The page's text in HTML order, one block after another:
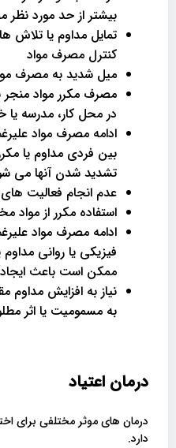
بیشتر از حد مورد
تمایل مداوم یا تلاش
کنترل مصرف مواد
میل شدید به مصرف
مصرف مکرر مواد منجر
در محل کار، مدرسه
ادامه مصرف مواد
بین فردی مداوم یا
تشدید شدن آنها می
عدم انجام فعالیت
استفاده مکرر از
ادامه مصرف مواد
فیزیکی یا روانی مداوم
ممکن است باعث
نیاز به افزایش مداوم
به مسمومیت یا اثر
درمان اعتیاد
درمان های موثر مختلفی برای
دارد.